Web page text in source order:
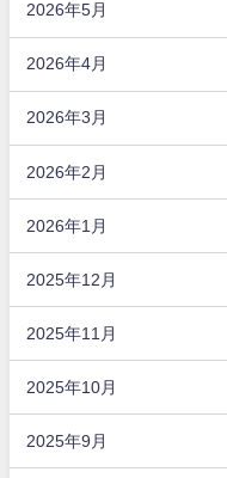
2026年5月
2026年4月
2026年3月
2026年2月
2026年1月
2025年12月
2025年11月
2025年10月
2025年9月